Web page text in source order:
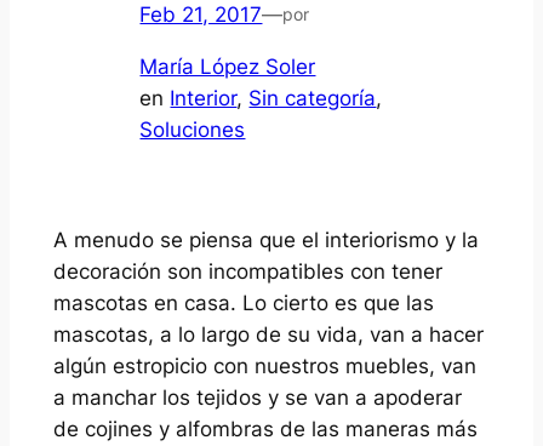
Feb 21, 2017—por
María López Soler
en Interior, Sin categoría
Soluciones
A menudo se piensa que el interiorismo y la
decoración son incompatibles con tener
mascotas en casa. Lo cierto es que las
mascotas, a lo largo de su vida, van a hacer
algún estropicio con nuestros muebles, van
a manchar los tejidos y se van a apoderar
de cojines y alfombras de las maneras más